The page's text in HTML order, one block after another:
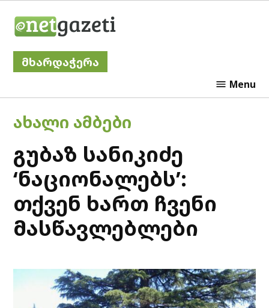
მხარდაჭერა
Menu
POSTED
ᲐᲮᲐᲚᲘ ᲐᲛᲑᲔᲑᲘ
გუბაზ სანიკიძე
‘ნაციონალებს’:
თქვენ ხართ ჩვენი
მასწავლებლები